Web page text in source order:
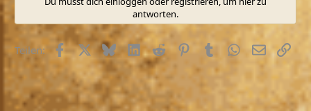
antworten.
Teilen: FacebookX (Twitter)
BlueskyLinkedInReddit PinterestTumblrWhatsApp
E-MailLink